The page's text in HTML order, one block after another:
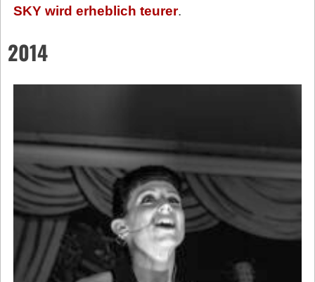
SKY wird erheblich teurer.
2014